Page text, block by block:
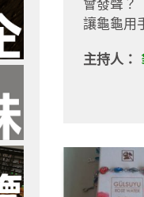
會發聲？
讓龜龜用
主持人：